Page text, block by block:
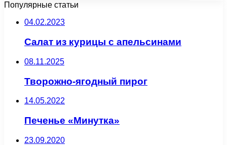
Популярные статьи
04.02.2023
Салат из курицы с апельсинами
08.11.2025
Творожно-ягодный пирог
14.05.2022
Печенье «Минутка»
23.09.2020